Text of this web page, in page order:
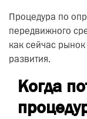
Процедура по
передвижного
как сейчас
развития.
Когда